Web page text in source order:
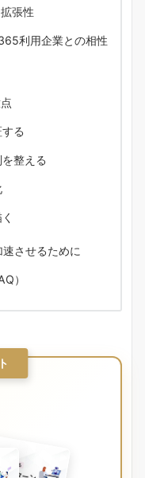
張性
利用企業との相性
る
整える
させるために
）